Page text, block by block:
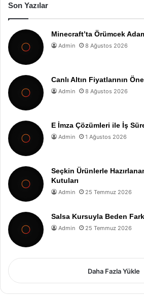
Son Yazılar
Minecraft’ta Örümcek
Admin 8 Ağustos 2026
Canlı Altın Fiyatlarının
Admin 8 Ağustos 2026
E İmza Çözümleri ile İş
Admin 1 Ağustos 2026
Seçkin Ürünlerle
Kutuları
Admin 25 Temmuz 2026
Salsa Kursuyla Beden
Admin 25 Temmuz 2026
Daha Fazla Yükle